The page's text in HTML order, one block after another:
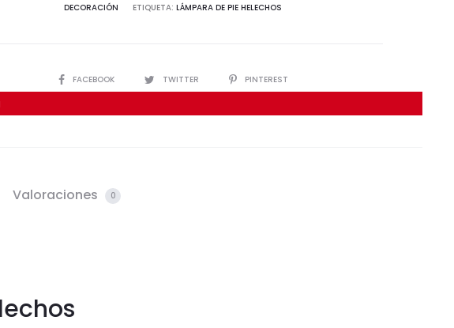
DECORACIÓN
ETIQUETA: LÁMPARA DE PIE HELECHOS
COMPARTIR
FACEBOOK TWITTER PINTEREST
Valoraciones 0